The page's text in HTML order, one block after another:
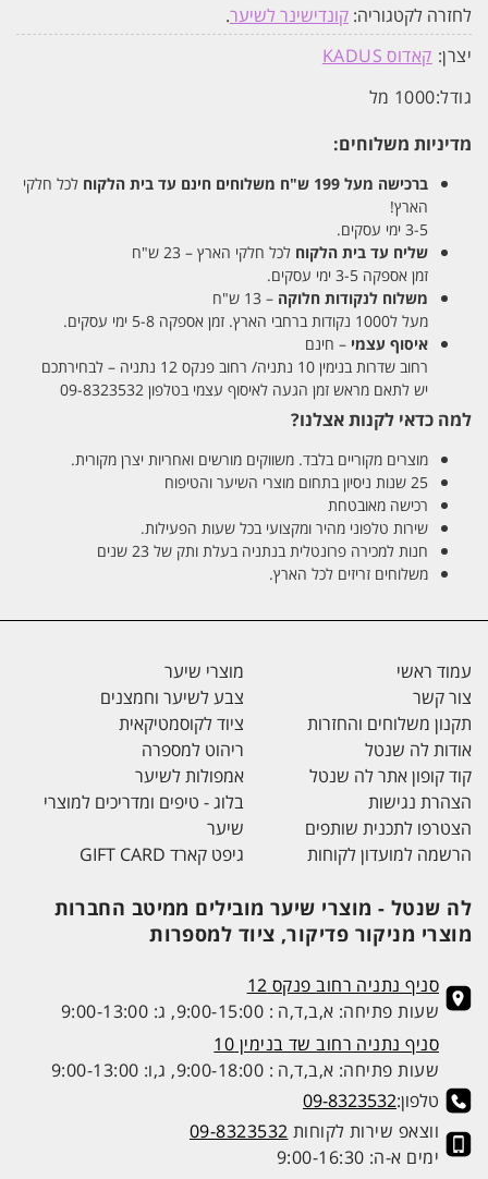
לחזרה לקטגוריה: קונדישינר לשיער.
יצרן: קאדוס KADUS
גודל:1000 מל
מדיניות משלוחים:
ברכישה מעל 199 ש"ח משלוחים חינם עד בית הלקוח לכל חלקי
הארץ!
3-5 ימי עסקים.
שליח עד בית הלקוח לכל חלקי הארץ – 23 ש"ח
זמן אספקה 3-5 ימי עסקים.
משלוח לנקודות חלוקה – 13 ש"ח
מעל ל1000 נקודות ברחבי הארץ. זמן אספקה 5-8 ימי עסקים.
איסוף עצמי – חינם
רחוב שדרות בנימין 10 נתניה/ רחוב פנקס 12 נתניה – לבחירתכם
יש לתאם מראש זמן הגעה לאיסוף עצמי בטלפון 09-8323532
למה כדאי לקנות אצלנו?
מוצרים מקוריים בלבד. משווקים מורשים ואחריות יצרן מקורית.
25 שנות ניסיון בתחום מוצרי השיער והטיפוח
רכישה מאובטחת
שירות טלפוני מהיר ומקצועי בכל שעות הפעילות.
חנות למכירה פרונטלית בנתניה בעלת ותק של 23 שנים
משלוחים זריזים לכל הארץ.
עמוד ראשי
צור קשר
תקנון משלוחים והחזרות
אודות לה שנטל
קוד קופון אתר לה שנטל
הצהרת נגישות
הצטרפו לתכנית שותפים
הרשמה למועדון לקוחות
מוצרי שיער
צבע לשיער וחמצנים
ציוד לקוסמטיקאית
ריהוט למספרה
אמפולות לשיער
בלוג - טיפים ומדריכים למוצרי
שיער
גיפט קארד GIFT CARD
לה שנטל - מוצרי שיער מובילים ממיטב החברות
מוצרי מניקור פדיקור, ציוד למספרות
סניף נתניה רחוב פנקס 12
שעות פתיחה: א,ב,ד,ה : 9:00-15:00, ג: 9:00-13:00
סניף נתניה רחוב שד בנימין 10
שעות פתיחה: א,ב,ד,ה : 9:00-18:00, ג,ו: 9:00-13:00
טלפון:09-8323532
ווצאפ שירות לקוחות 09-8323532
ימים א-ה: 9:00-16:30